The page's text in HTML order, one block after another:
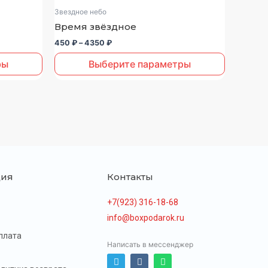
Звездное небо
Время звёздное
450 ₽ – 4350 ₽
4350 ₽
Выберите параметры
несколько
вариаций.
Опции
можно
Контакты
+7(923) 316-18-68
info@boxpodarok.ru
Написать в мессенджер